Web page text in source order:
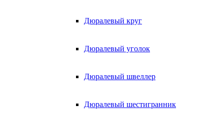
Дюралевый круг
Дюралевый уголок
Дюралевый швеллер
Дюралевый шестигранник